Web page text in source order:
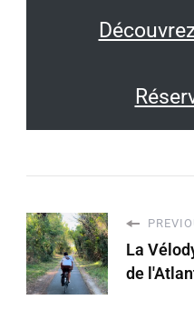
La
de